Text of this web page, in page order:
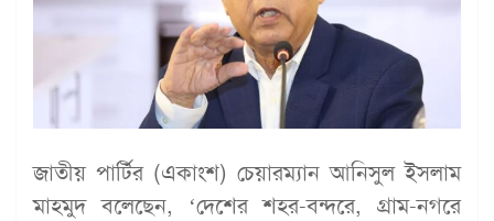
জাতীয় পার্টির (একাংশ) চেয়ারম্যান আনিসুল ইসলাম
মাহমুদ বলেছেন, ‘দেশের শহর-বন্দরে, গ্রাম-নগরে